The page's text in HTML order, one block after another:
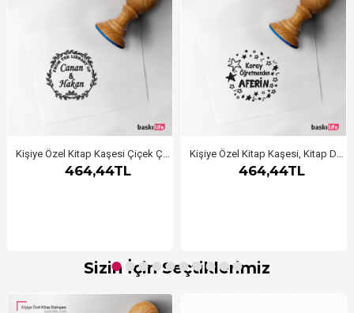
Kişiye Özel Kitap Kaşesi Çiçek Çerçeveli
464,44TL
Kişiye Özel Kitap Kaşesi, Kitap Damgası, Kitap Mührü Öğretmen Kaşesi Aferin
464,44TL
Sizin İçin Seçtiklerimiz